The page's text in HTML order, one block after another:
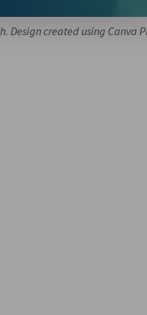
Design created using Canva